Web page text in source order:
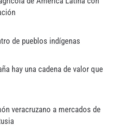
de pueblos indígenas
hay una cadena de valor que
veracruzano a mercados de